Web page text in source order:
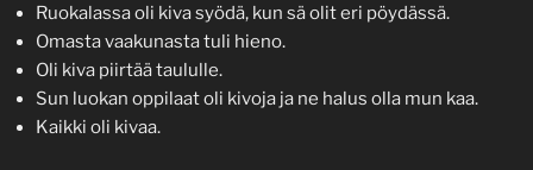
Ruokalassa oli kiva syödä, kun sä olit eri pöydässä.
Omasta vaakunasta tuli hieno.
Oli kiva piirtää taululle.
Sun luokan oppilaat oli kivoja ja ne halus olla mun kaa.
Kaikki oli kivaa.